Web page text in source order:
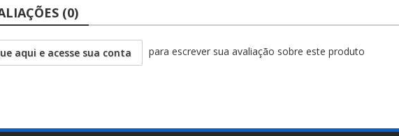
(0)
aqui e acesse sua conta para escrever sua avaliação sobre este produto